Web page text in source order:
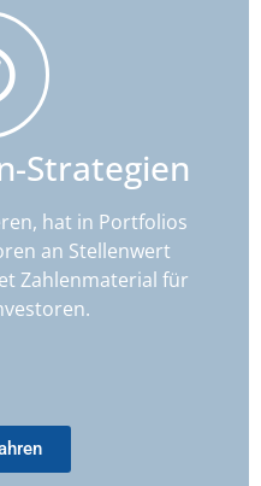
Strategien
hat in Portfolios
an Stellenwert
Zahlenmaterial für